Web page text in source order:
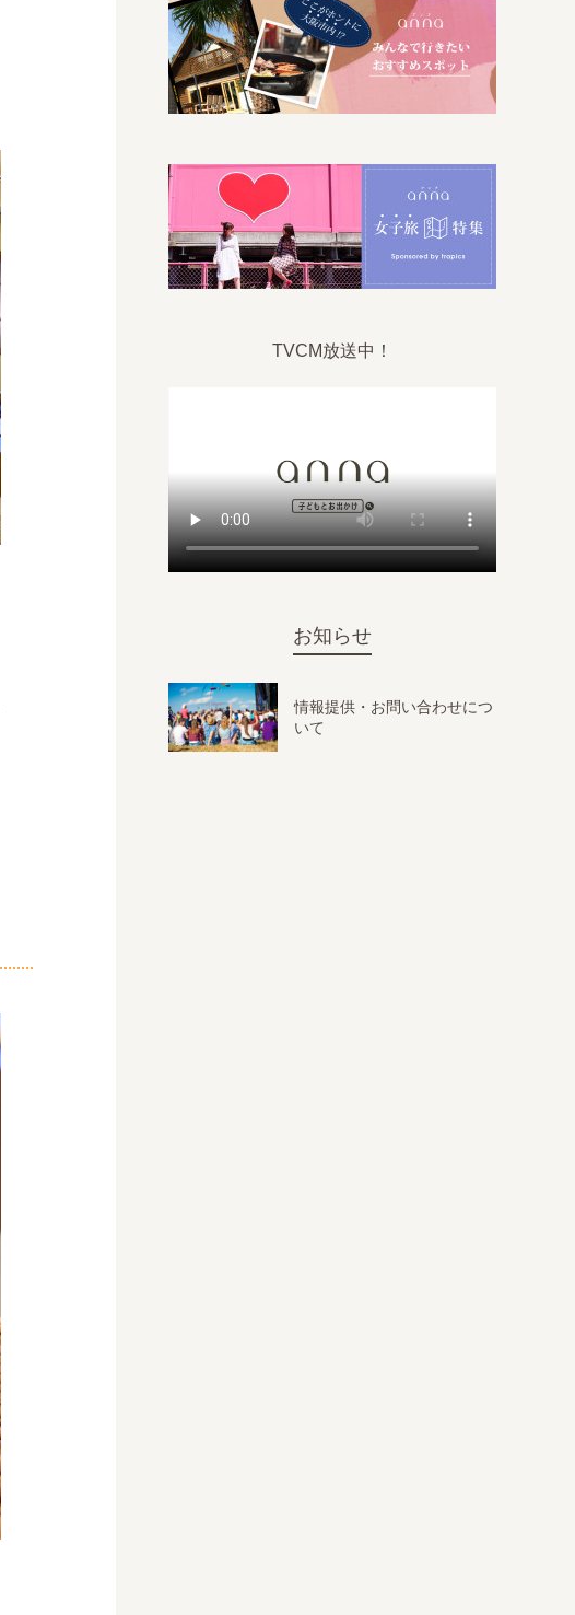
TVCM放送中！
お知らせ
情報提供・お問い合わせにつ
いて